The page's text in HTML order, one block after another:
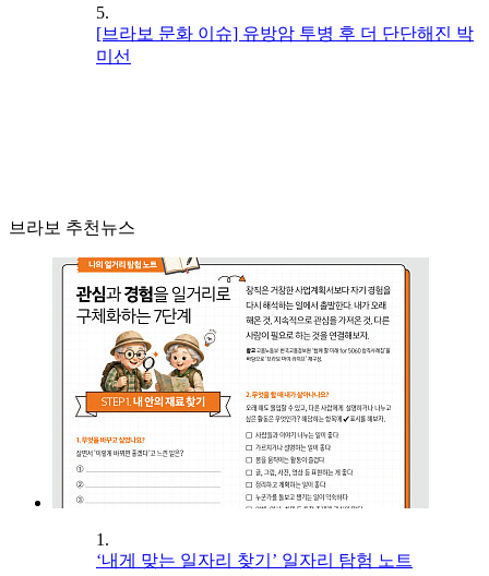
5.
[브라보 문화 이슈] 유방암 투병 후 더 단단해진 박
미선
브라보 추천뉴스
1.
‘내게 맞는 일자리 찾기’ 일자리 탐험 노트